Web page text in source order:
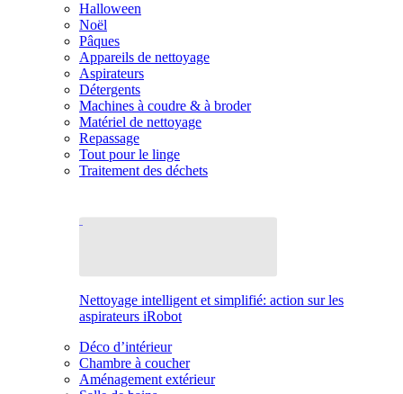
Halloween
Noël
Pâques
Appareils de nettoyage
Aspirateurs
Détergents
Machines à coudre & à broder
Matériel de nettoyage
Repassage
Tout pour le linge
Traitement des déchets
Nettoyage intelligent et simplifié: action sur les
aspirateurs iRobot
Déco d’intérieur
Chambre à coucher
Aménagement extérieur